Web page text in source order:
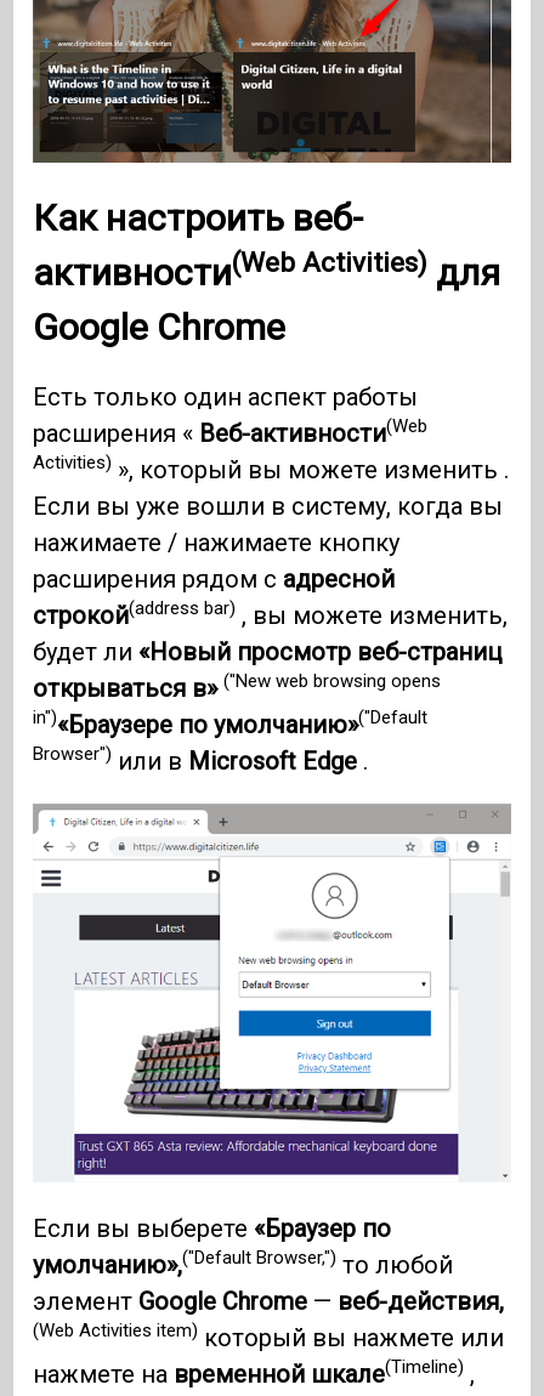
Как настроить веб-
активности(Web Activities) для
Google Chrome
Есть только один аспект работы
расширения « Веб-активности(Web
Activities) », который вы можете изменить .
Если вы уже вошли в систему, когда вы
нажимаете / нажимаете кнопку
расширения рядом с адресной
строкой(address bar) , вы можете изменить,
будет ли «Новый просмотр веб-страниц
открываться в»("New web browsing opens
in")«Браузере по умолчанию»("Default
Browser") или в Microsoft Edge .
Если вы выберете «Браузер по
умолчанию»,("Default Browser,") то любой
элемент Google Chrome — веб-действия,
(Web Activities item) который вы нажмете или
нажмете на временной шкале(Timeline) ,